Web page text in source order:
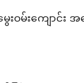
ဝမ်းကျောင်း